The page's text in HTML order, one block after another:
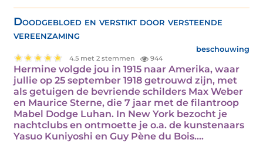
Doodgebloed en verstikt door versteende
vereenzaming
beschouwing
4.5 met 2 stemmen 944
Hermine volgde jou in 1915 naar Amerika, waar
jullie op 25 september 1918 getrouwd zijn, met
als getuigen de bevriende schilders Max Weber
en Maurice Sterne, die 7 jaar met de filantroop
Mabel Dodge Luhan. In New York bezocht je
nachtclubs en ontmoette je o.a. de kunstenaars
Yasuo Kuniyoshi en Guy Pène du Bois.…